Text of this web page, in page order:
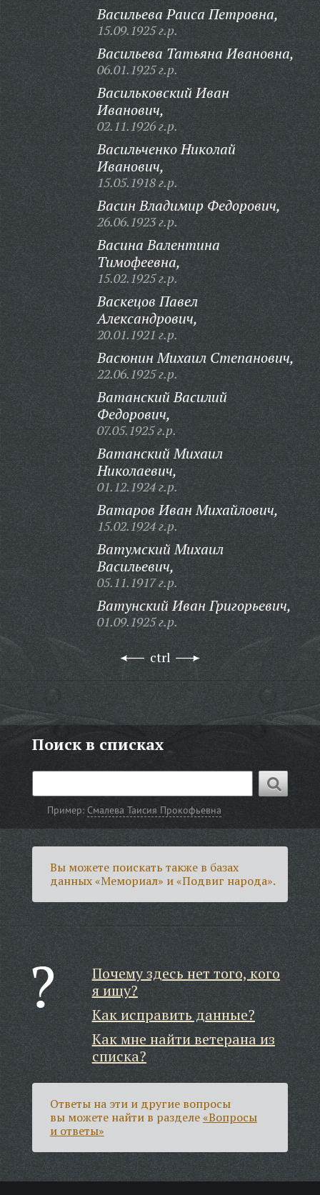
Васильева Раиса Петровна,
15.09.1925 г.р.
Васильева Татьяна Ивановна,
06.01.1925 г.р.
Васильковский Иван
Иванович,
02.11.1926 г.р.
Васильченко Николай
Иванович,
15.05.1918 г.р.
Васин Владимир Федорович,
26.06.1923 г.р.
Васина Валентина
Тимофеевна,
15.02.1925 г.р.
Васкецов Павел
Александрович,
20.01.1921 г.р.
Васюнин Михаил Степанович,
22.06.1925 г.р.
Ватанский Василий
Федорович,
07.05.1925 г.р.
Ватанский Михаил
Николаевич,
01.12.1924 г.р.
Ватаров Иван Михайлович,
15.02.1924 г.р.
Ватумский Михаил
Васильевич,
05.11.1917 г.р.
Ватунский Иван Григорьевич,
01.09.1925 г.р.
ctrl
Поиск в списках
Пример:Смалева Таисия Прокофьевна
Вы можете поискать также в базах
данных «Мемориал» и «Подвиг народа».
Почему здесь нет того, кого
я ищу?
Как исправить данные?
Как мне найти ветерана из
списка?
Ответы на эти и другие вопросы
вы можете найти в разделе«Вопросы
и ответы»